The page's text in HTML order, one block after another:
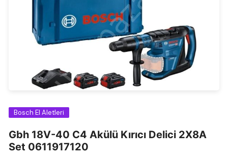
Bosch El Aletleri
Gbh 18V-40 C4 Akülü Kırıcı Delici 2X8A
Set 0611917120